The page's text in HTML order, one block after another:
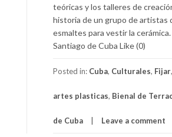
teóricas y los talleres de
historia de un grupo de artistas
esmaltes para vestir la
Santiago de Cuba Like (0)
Posted in: Cuba, Culturales, Fijar,
artes plasticas, Bienal de
de Cuba Leave a comment